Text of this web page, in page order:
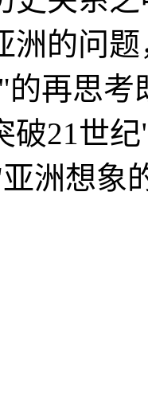
洲的问
再思考
破21世
洲想象